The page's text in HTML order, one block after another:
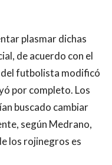
plasmar dichas
de acuerdo con el
futbolista modificó
por completo. Los
buscado cambiar
según Medrano,
los rojinegros es